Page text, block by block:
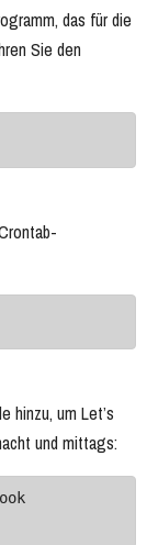
das für die
Sie den
hinzu, um Let’s
und mittags: